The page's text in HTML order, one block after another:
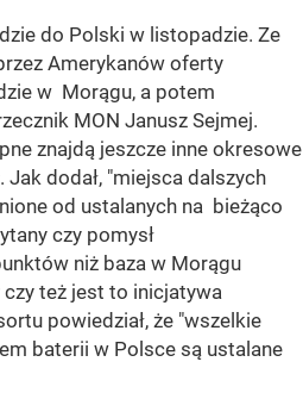
do Polski w listopadzie. Ze
Amerykanów oferty
w Morągu, a potem
MON Janusz Sejmej.
znajdą jeszcze inne okresowe
Jak dodał, "miejsca dalszych
od ustalanych na bieżąco
czy pomysł
niż baza w Morągu
też jest to inicjatywa
powiedział, że "wszelkie
baterii w Polsce są ustalane